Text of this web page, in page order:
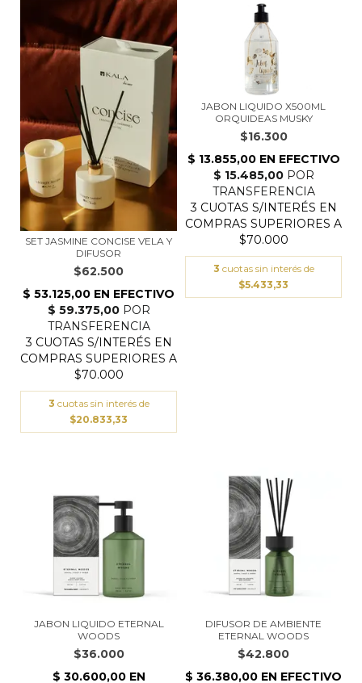
SET JASMINE CONCISE VELA Y
DIFUSOR
$62.500
3 cuotas sin interés de
$20.833,33
JABON LIQUIDO X500ML
ORQUIDEAS MUSKY
$16.300
3 cuotas sin interés de
$5.433,33
JABON LIQUIDO ETERNAL
WOODS
$36.000
DIFUSOR DE AMBIENTE
ETERNAL WOODS
$42.800